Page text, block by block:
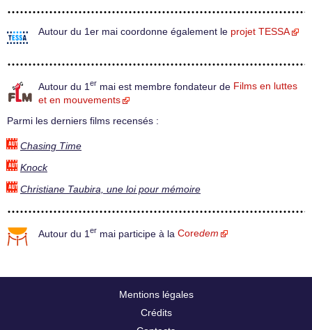
Autour du 1er mai coordonne également le projet TESSA
Autour du 1 er mai est membre fondateur de Films en luttes
et en mouvements
Parmi les derniers films recensés :
Chasing Time
Knock
Christiane Taubira, une loi pour mémoire
Autour du 1 er mai participe à la Coredem
Mentions légales
Crédits